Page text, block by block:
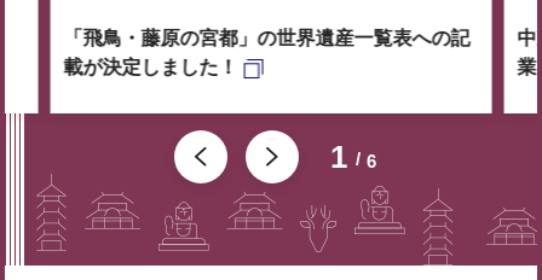
1 6
「飛鳥・藤原の宮都」の世界遺産一覧表への記
載が決定しました！
中
業